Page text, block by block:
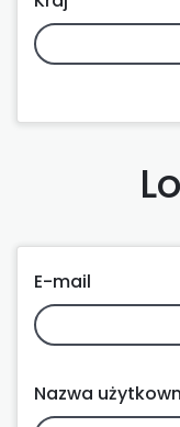
E-mail
Nazwa